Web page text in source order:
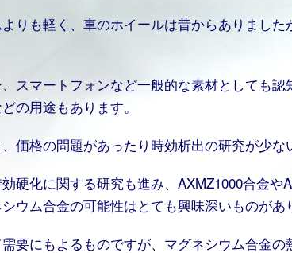
りも軽く、車のホイールは昔からありまし
スマートフォンなど一般的な素材としても認
の用途もあります。
価格の問題があったり時効析出の研究が少な
硬化に関する研究も進み、AXMZ1000合金や
ウム合金の可能性はとても興味深いものがあ
要にもよるものですが、マグネシウム合金